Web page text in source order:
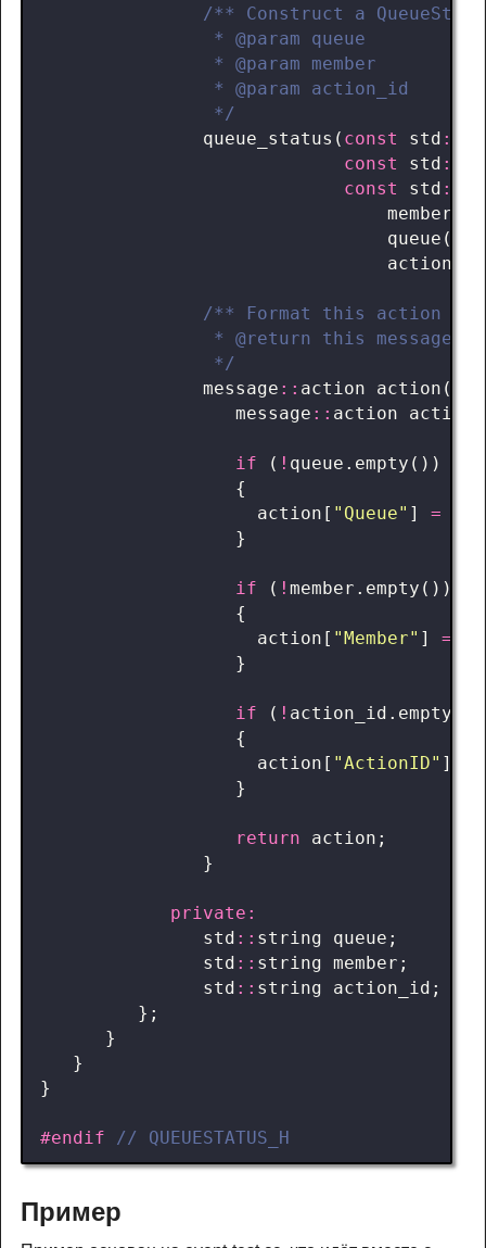
                */
queue_status ( const std ::
const
std ::
const
std ::
member
queue (
action_id
                */
message :: action action ()
message :: action action
if ( ! queue . empty ())
{
action [ "Queue" ] =
}
if ( ! member . empty ())
{
action [ "Member" ] =
}
if ( ! action_id . empty
{
action [ "ActionID" ]
}
return action ;
}
private :
std :: string queue ;
std :: string member ;
std :: string action_id ;
};
}
}
}
#endif
Пример